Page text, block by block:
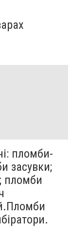
пломби-
засувки;
пломби